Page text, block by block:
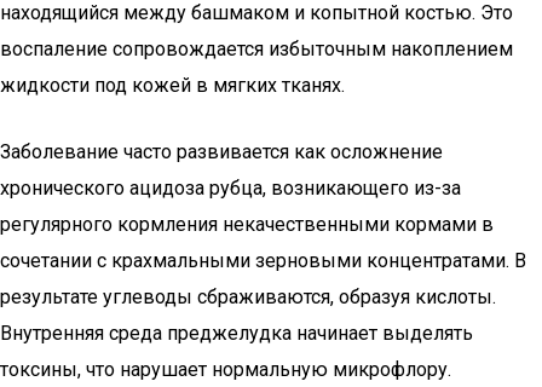
находящийся между башмаком и копытной костью. Это
воспаление сопровождается избыточным накоплением
жидкости под кожей в мягких тканях.
Заболевание часто развивается как осложнение
хронического ацидоза рубца, возникающего из-за
регулярного кормления некачественными кормами в
сочетании с крахмальными зерновыми концентратами. В
результате углеводы сбраживаются, образуя кислоты.
Внутренняя среда преджелудка начинает выделять
токсины, что нарушает нормальную микрофлору.